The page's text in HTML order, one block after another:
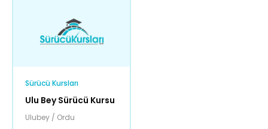
Sürücü Kursları
Ulu Bey Sürücü Kursu
Ulubey / Ordu